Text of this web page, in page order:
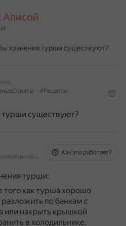
Алисой
хранения турши существуют?
#Рецепты
турши существуют?
На основе источников, возможны неточности
Как это работает?
турши:
того как турша хорошо
по банкам с
или накрыть крышкой
в холодильнике.